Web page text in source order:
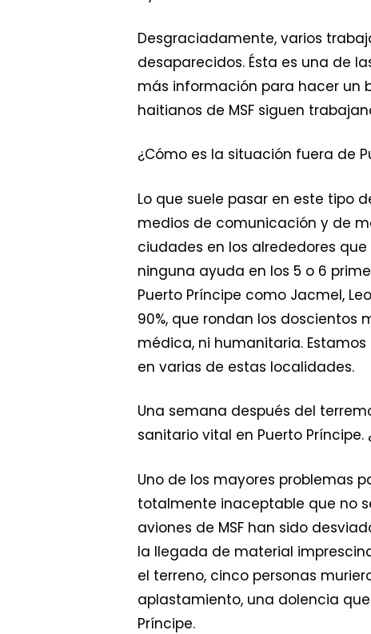
Desgraciadamente, varios
desaparecidos. Ésta es una de
más información para hacer un
haitianos de MSF siguen
¿Cómo es la situación fuera de
Lo que suele pasar en este tipo
medios de comunicación y de
ciudades en los alrededores
ninguna ayuda en los 5 o 6
Puerto Príncipe como Jacmel,
90%, que rondan los
médica, ni humanitaria.
en varias de estas localidades.
Una semana después del
sanitario vital en Puerto
Uno de los mayores problemas
totalmente inaceptable que no
aviones de MSF han sido
la llegada de material
el terreno, cinco personas
aplastamiento, una dolencia
Príncipe.